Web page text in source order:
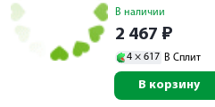
В наличии
2 467 ₽
4 × 617 В Сплит
В корзину